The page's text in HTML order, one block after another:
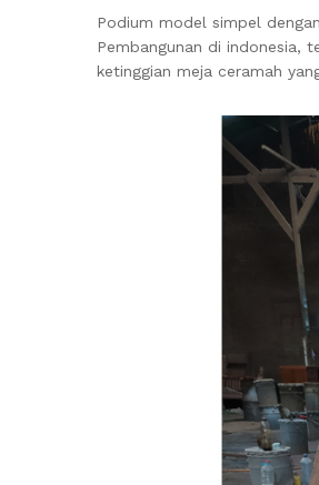
Podium model simpel
Pembangunan di indonesia,
ketinggian meja ceramah